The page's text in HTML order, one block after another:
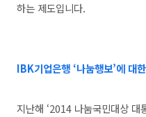
하는 제도입니다.
IBK기업은행 ‘나눔행보’에 대
지난해 ‘2014 나눔국민대상 대